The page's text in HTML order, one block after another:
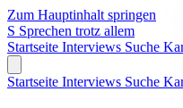
Zum Hauptinhalt springen
S Sprechen trotz allem
Startseite Interviews Suche
Startseite Interviews Suche